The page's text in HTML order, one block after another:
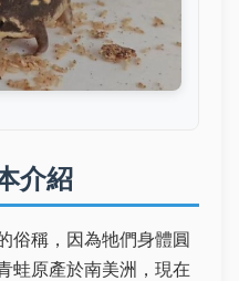
介紹
俗稱，因為牠們身體圓
蛙原產於南美洲，現在